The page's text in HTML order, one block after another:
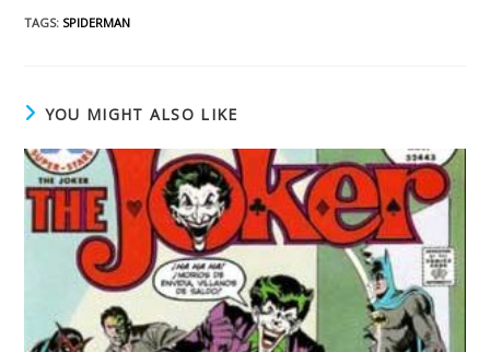
TAGS: SPIDERMAN
YOU MIGHT ALSO LIKE